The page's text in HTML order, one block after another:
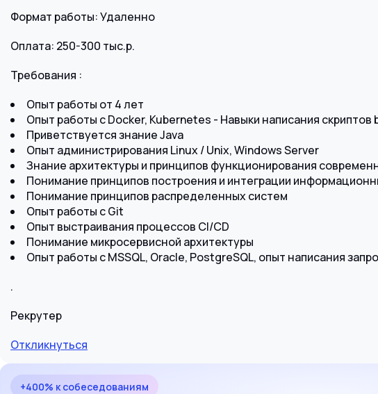
Формат работы: Удаленно
Оплата: 250-300 тыс.р.
Требования :
Опыт работы от 4 лет
Опыт работы с Docker, Kubernetes - Навыки написания скриптов
Приветствуется знание Java
Опыт администрирования Linux / Unix, Windows Server
Знание архитектуры и принципов функционирования
Понимание принципов построения и интеграции
Понимание принципов распределенных систем
Опыт работы с Git
Опыт выстраивания процессов CI/CD
Понимание микросервисной архитектуры
Опыт работы с MSSQL, Oracle, PostgreSQL, опыт написания
.
Рекрутер
Откликнуться
+400% к собеседованиям